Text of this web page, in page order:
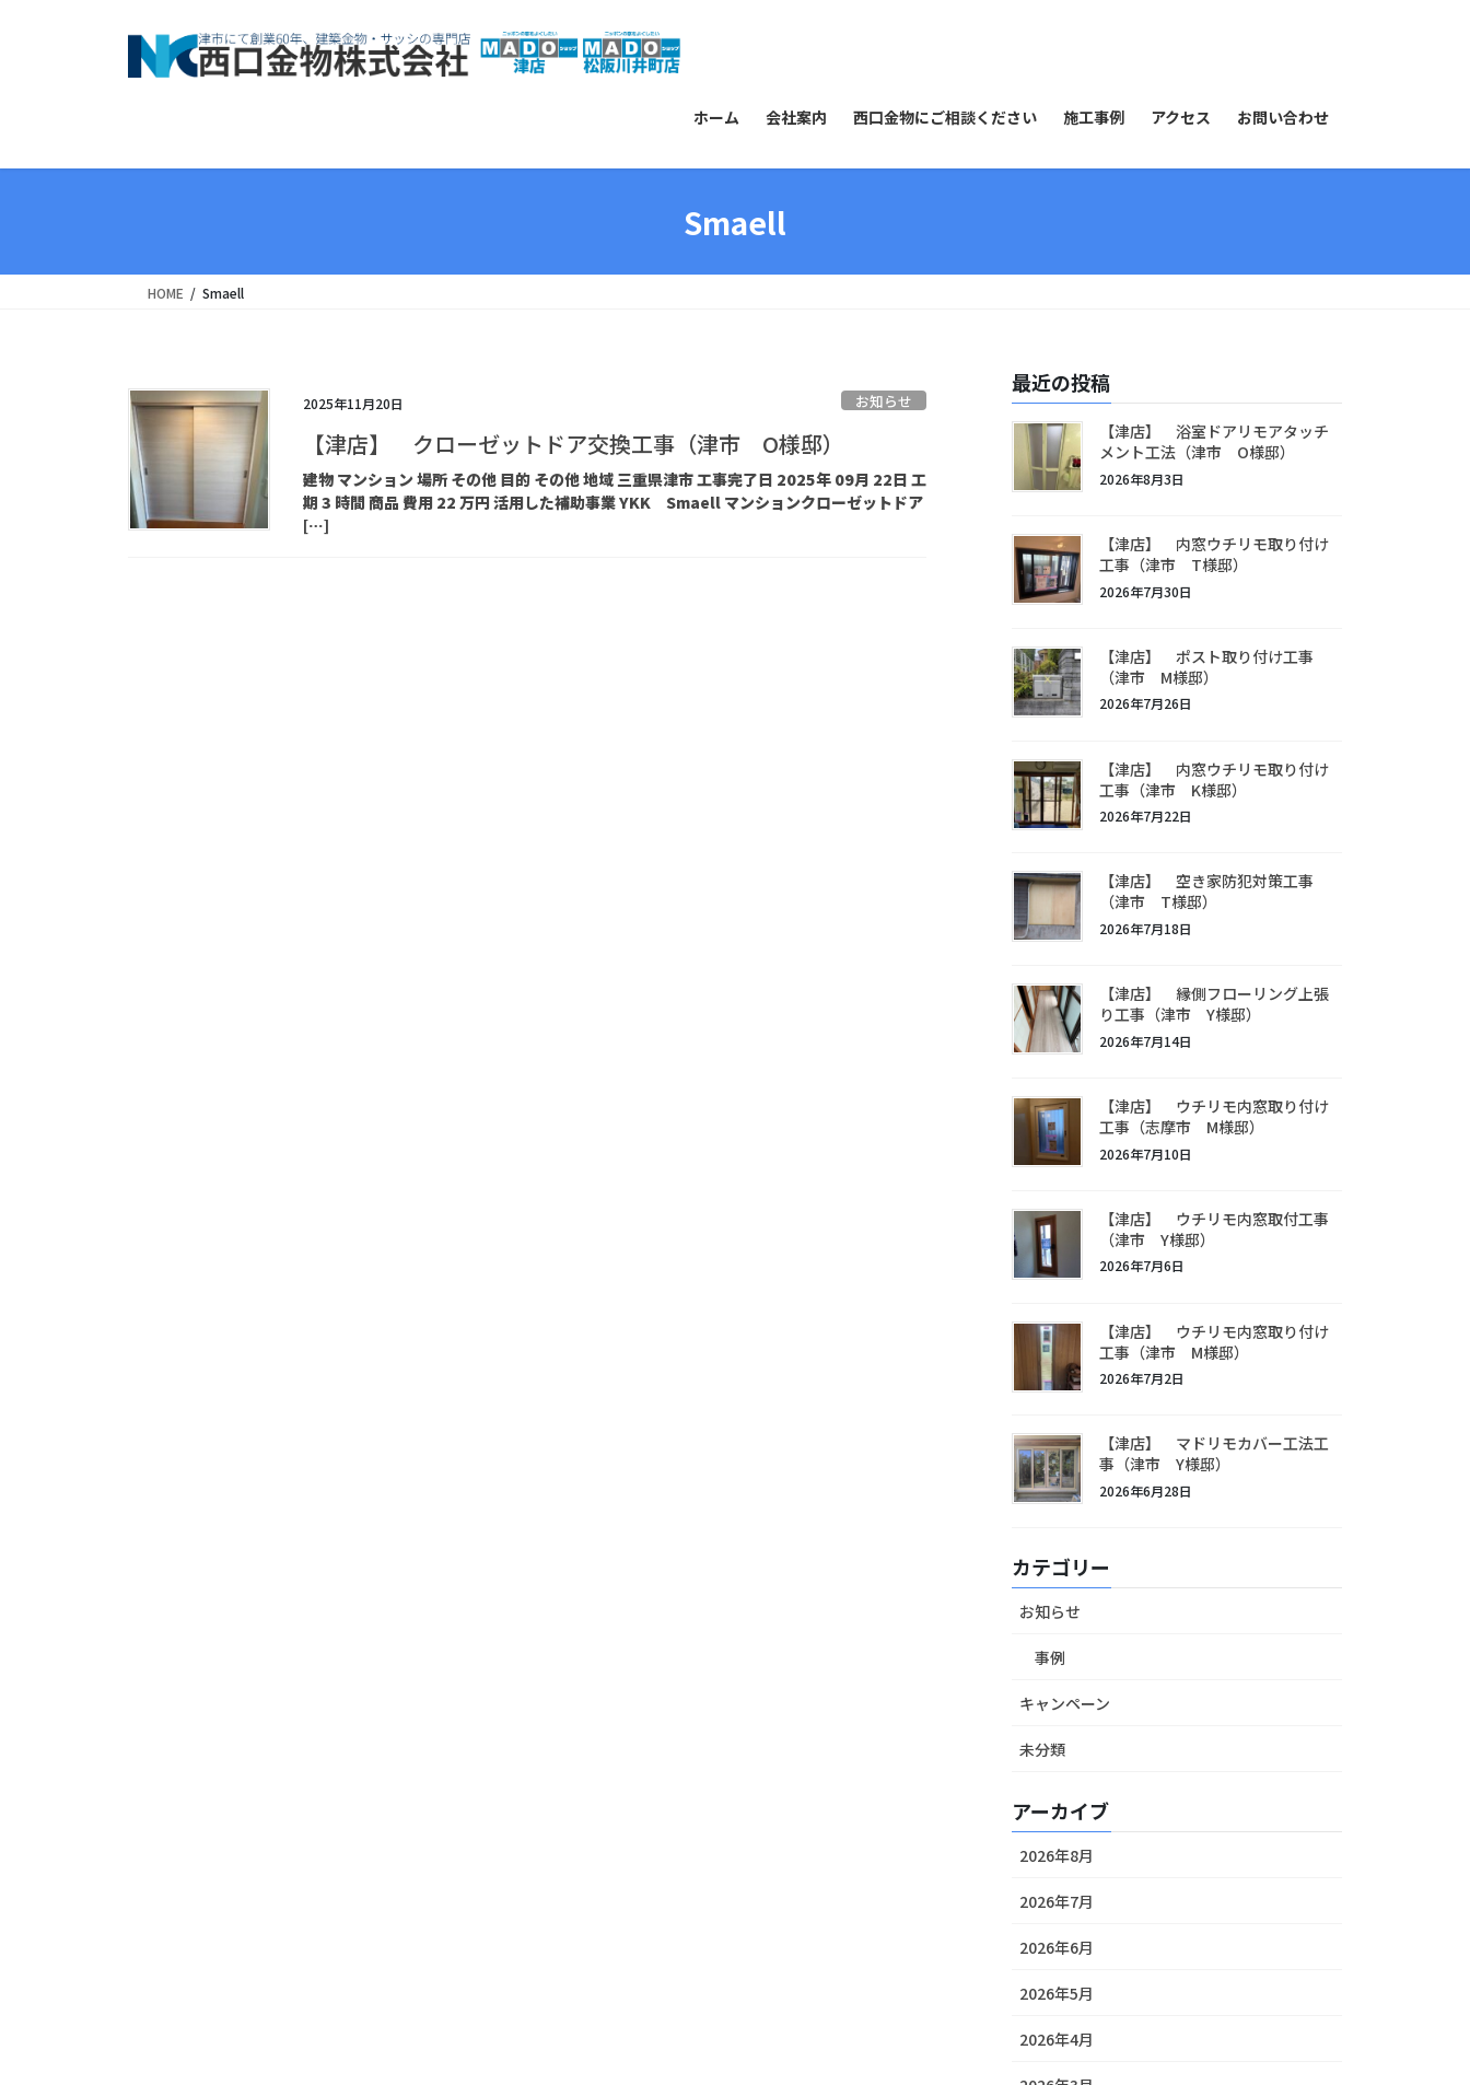
ス
ン
ホーム 会社案内 西口金物にご相談ください 施工事例 アクセス お問い合わせ
Smaell
HOME Smaell
2025年11月20日 お知らせ
【津店】 クローゼットドア交換工事（津市 O様邸）
建物 マンション 場所 その他 目的 その他 地域 三重県津市 工事完了日 2025年 09月 22日 工
期 3 時間 商品 費用 22 万円 活用した補助事業 YKK Smaell マンションクローゼットドア
[…]
最近の投稿
【津店】 浴室ドアリモアタッチ
メント工法（津市 O様邸）
2026年8月3日
【津店】 内窓ウチリモ取り付け
工事（津市 T様邸）
2026年7月30日
【津店】 ポスト取り付け工事
（津市 M様邸）
2026年7月26日
【津店】 内窓ウチリモ取り付け
工事（津市 K様邸）
2026年7月22日
【津店】 空き家防犯対策工事
（津市 T様邸）
2026年7月18日
【津店】 縁側フローリング上張
り工事（津市 Y様邸）
2026年7月14日
【津店】 ウチリモ内窓取り付け
工事（志摩市 M様邸）
2026年7月10日
【津店】 ウチリモ内窓取付工事
（津市 Y様邸）
2026年7月6日
【津店】 ウチリモ内窓取り付け
工事（津市 M様邸）
2026年7月2日
【津店】 マドリモカバー工法工
事（津市 Y様邸）
2026年6月28日
カテゴリー
お知らせ
事例
キャンペーン
未分類
アーカイブ
2026年8月
2026年7月
2026年6月
2026年5月
2026年4月